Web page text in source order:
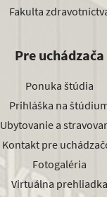
Fakulta
Pre uchádzača
Ponuka štúdia
Prihláška na
Ubytovanie a
Kontakt pre
Fotogaléria
Virtuálna prehliadka